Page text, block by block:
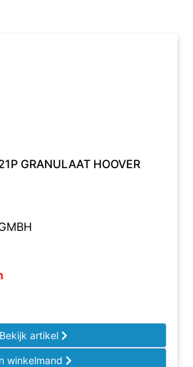
GRANULAAT HOOVER
Bekijk artikel
winkelmand